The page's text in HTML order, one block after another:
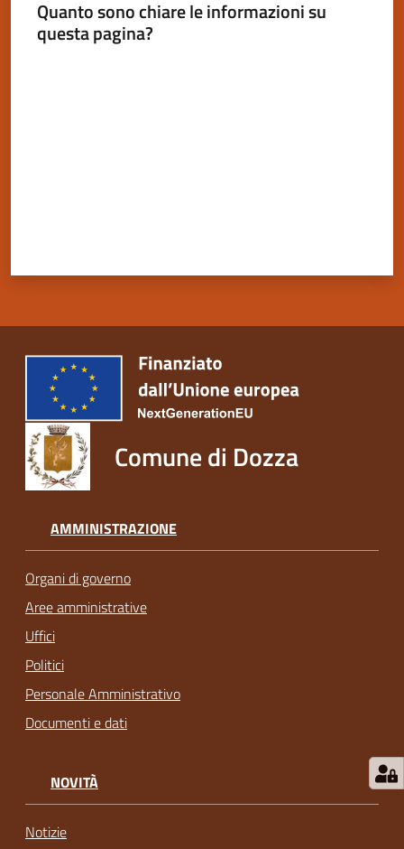
su
Quanto sono chiare le informazioni su
questa pagina?
Comune di Dozza
AMMINISTRAZIONE
Organi di governo
Aree amministrative
Uffici
Politici
Personale Amministrativo
Documenti e dati
NOVITÀ
Notizie